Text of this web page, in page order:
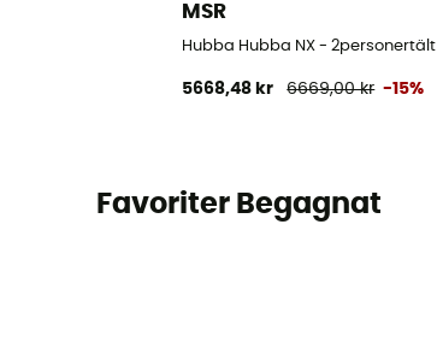
MSR
Hubba Hubba NX - 2personertält
5668,48 kr 6669,00 kr -15%
Favoriter Begagnat